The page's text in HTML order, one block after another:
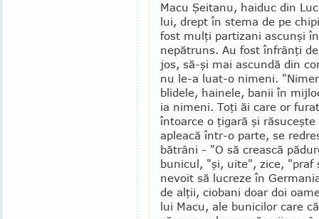
Macu Şeitanu, hai­duc din
lui, drept în stema de pe
fost mulţi par­ti­zani ascunşi
nepătruns. Au fost înfrânţi
jos, să-şi mai ascundă din
nu le-a luat-o nimeni.
blidele, hainele, banii în
ia nimeni. Toţi ăi care or
în­toarce o ţigară şi
apleacă într-o parte, se
bătrâni - "O să crească
bunicul, "şi, uite", zice, "praf
nevoit să lu­creze în
de alţii, ciobani doar doi
lui Macu, ale bunicilor care